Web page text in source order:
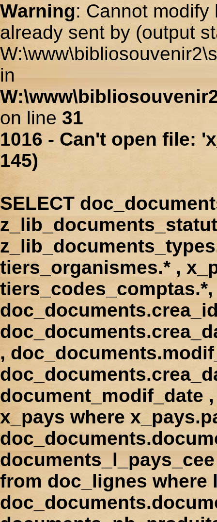
Warning: Cannot
already sent by (output
in
on line 31
1016 - Can't open file:
145)
SELECT
tiers_organismes.* ,
,
document_modif_date
x_pays where
from doc_lignes where